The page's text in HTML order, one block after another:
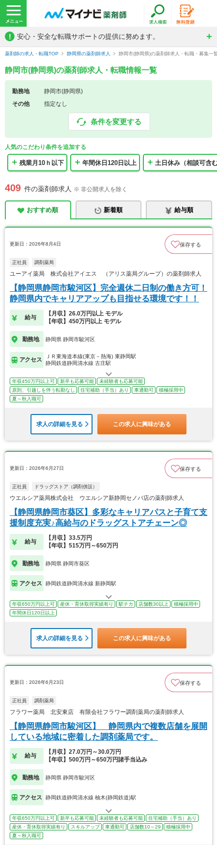
! 安心・安全な転職サポートの提供に努めます。
薬剤師の求人・転職TOP 静岡県の薬剤師求人 静岡市(静岡県)の薬剤師求人・転職・募集一
静岡市(静岡県)の薬剤師求人・転職情報一覧
勤務地
静岡市(静岡県)
その他
指定なし
条件を変更する
人気のこだわり条件を追加する
残業月10ｈ以下 年間休日120日以上 土日休み（相談可含
409 件の薬剤師求人 ※ 非公開求人を除く
おすすめ順 新着順 給与順
更新日：2026年8月4日 保存する
正社員 調剤薬局
ユーアイ薬局 株式会社アイエス （アリス薬局グループ）の薬剤師求人
【静岡県静岡市駿河区】完全週休二日制の働き方可！
静岡県内でキャリアアップも目指せる環境です！！
給与
【月収】26.0万円以上 モデル
【年収】450万円以上 モデル
勤務地 静岡県 静岡市駿河区
アクセス
ＪＲ東海道本線(東京－熱海) 東静岡駅
静岡鉄道静岡清水線 古庄駅
年収450万円以上可 新卒も応募可能
未経験者も応募可能
原則、引越しを伴う転勤なし
住宅補助（手当）あり 車通勤可
積極採用中
夏～秋入職可
求人の詳細を見る この求人に興味がある
更新日：2026年6月27日 保存する
正社員 ドラッグストア（調剤併設）
ウエルシア薬局株式会社 ウエルシア新静岡セノバ店の薬剤師求人
【静岡県静岡市葵区】多彩なキャリアパスと子育て支
援制度充実♪高給与のドラッグストアチェーン◎
給与
【月収】33.5万円
【年収】515万円～650万円
勤務地 静岡県 静岡市葵区
アクセス 静岡鉄道静岡清水線 新静岡駅
年収650万円以上可 産休・育休取得実績有り 駅チカ 店舗数30以上
積極採用中
年間休日120日以上
求人の詳細を見る この求人に興味がある
更新日：2026年6月23日 保存する
正社員 調剤薬局
フラワー薬局 北安東店 有限会社フラワー調剤薬局の薬剤師求人
【静岡県静岡市駿河区】 静岡県内で複数店舗を展開
している地域に密着した調剤薬局です。
給与
【月収】27.0万円～30.0万円
【年収】500万円～650万円諸手当込み
勤務地 静岡県 静岡市駿河区
アクセス 静岡鉄道静岡清水線 柚木(静岡鉄道)駅
年収650万円以上可 新卒も応募可能 未経験者も応募可能
住宅補助（手当）あり
産休・育休取得実績有り
スキルアップ 車通勤可 店舗数10～29
積極採用中
夏～秋入職可